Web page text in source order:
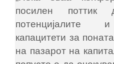
посилен поттик
потенцијалите
капацитети за
на пазарот на